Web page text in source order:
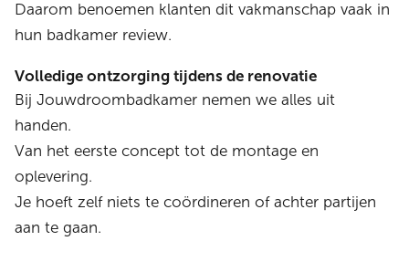
Daarom benoemen klanten dit vakmanschap vaak in
hun badkamer review.
Volledige ontzorging tijdens de renovatie
Bij Jouwdroombadkamer nemen we alles uit
handen.
Van het eerste concept tot de montage en
oplevering.
Je hoeft zelf niets te coördineren of achter partijen
aan te gaan.